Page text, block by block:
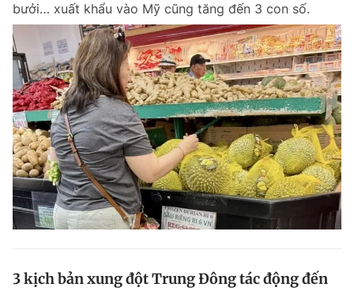
bưởi… xuất khẩu vào Mỹ cũng tăng đến 3 con số.
3 kịch bản xung đột Trung Đông tác động đến